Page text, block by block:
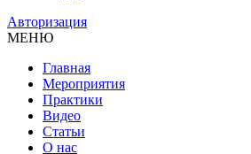
Авторизация
МЕНЮ
Главная
Мероприятия
Практики
Видео
Статьи
О нас